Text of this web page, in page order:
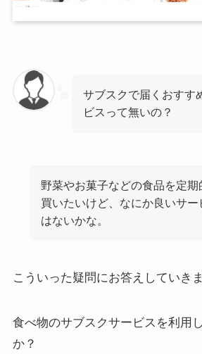
サブスクで届くおすす
ビスって無いの？
野菜やお菓子などの食品を定期
買いたいけど、なにか良いサー
はないかな。
こういった疑問にお答えしていきま
食べ物のサブスクサービスを利用
か？